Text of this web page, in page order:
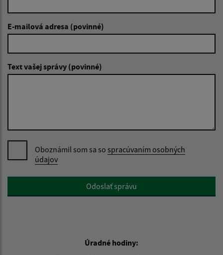
E-mailová adresa (povinné)
Text vašej správy (povinné)
Oboznámil som sa so spracúvaním osobných
údajov
Google reCaptcha ResponseOdoslať správu
Úradné hodiny: